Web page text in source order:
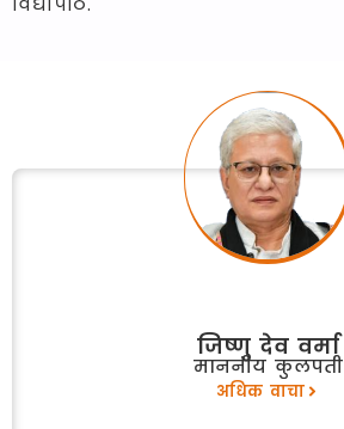
जिष्णु देव वर्मा
माननीय कुलपती
अधिक वाचा